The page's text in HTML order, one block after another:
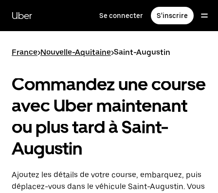
contenu
principal
Uber Se connecter S'inscrire
France>Nouvelle-Aquitaine>Saint-Augustin
Commandez une course
avec Uber maintenant
ou plus tard à Saint-
Augustin
Ajoutez les détails de votre course, embarquez, puis
déplacez-vous dans le véhicule Saint-Augustin. Vous